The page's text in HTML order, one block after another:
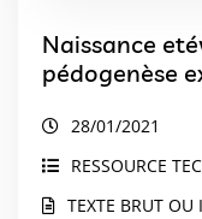
Naissance
pédogenèse
28/01/2021
RESSOURCE
TEXTE BRUT OU